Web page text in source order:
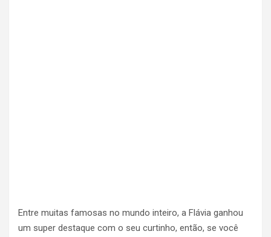
Entre muitas famosas no mundo inteiro, a Flávia ganhou
um super destaque com o seu curtinho, então, se você